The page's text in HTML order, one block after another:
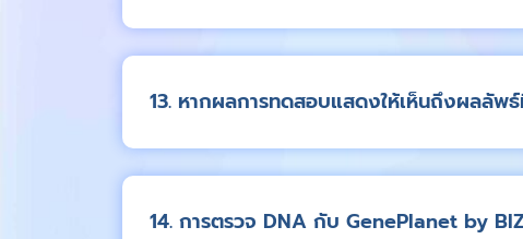
13. หากผลการทดสอบแสดงให้เห็นถึงผลลัพ
14. การตรวจ DNA กับ GenePlanet by